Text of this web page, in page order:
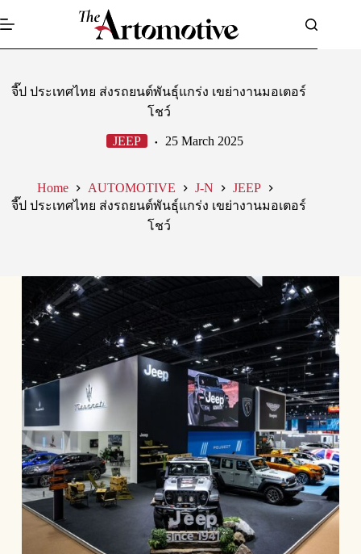
to
จี๊ป ประเทศไทย ส่งรถยนต์พันธุ์แกร่ง เขย่างานมอเตอร์
โชว์
JEEP 25 March 2025
Home AUTOMOTIVE J-N
JEEP
จี๊ป ประเทศไทย ส่งรถยนต์พันธุ์แกร่ง เขย่างานมอเตอร์
โชว์